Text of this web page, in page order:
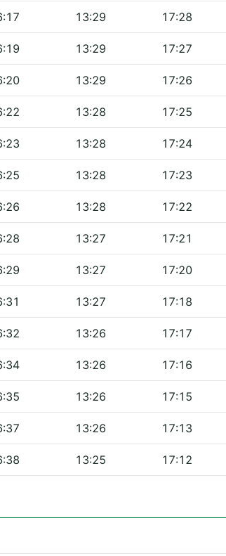
13:29 17:28
13:29 17:27
13:29 17:26
13:28 17:25
13:28 17:24
13:28 17:23
13:28 17:22
13:27 17:21
13:27 17:20
13:27 17:18
13:26 17:17
13:26 17:16
13:26 17:15
13:26 17:13
13:25 17:12